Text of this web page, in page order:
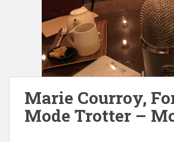
Marie Courroy,
Mode Trotter –